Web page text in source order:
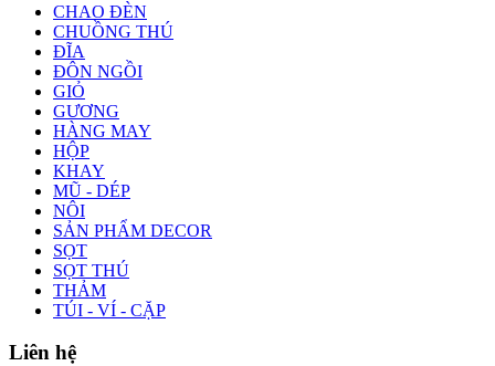
CHAO ĐÈN
CHUỒNG THÚ
ĐĨA
ĐÔN NGỒI
GIỎ
GƯƠNG
HÀNG MAY
HỘP
KHAY
MŨ - DÉP
NÔI
SẢN PHẨM DECOR
SỌT
SỌT THÚ
THẢM
TÚI - VÍ - CẶP
Liên hệ